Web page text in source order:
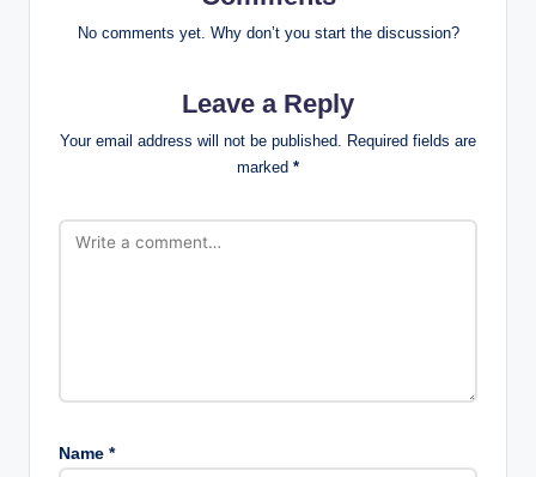
No comments yet. Why don’t you start the discussion?
Leave a Reply
Your email address will not be published.
Required fields are
marked *
Name *